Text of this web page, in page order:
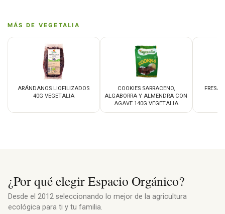
MÁS DE VEGETALIA
ARÁNDANOS LIOFILIZADOS
40G VEGETALIA
COOKIES SARRACENO,
ALGABORRA Y ALMENDRA CON
AGAVE 140G VEGETALIA
¿Por qué elegir Espacio Orgánico?
Desde el 2012 seleccionando lo mejor de la agricultura
ecológica para ti y tu familia.